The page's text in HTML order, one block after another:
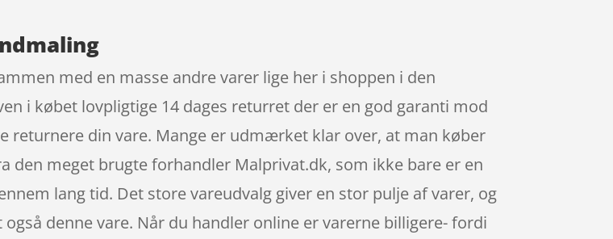
med en masse andre varer lige her i shoppen i den
i købet lovpligtige 14 dages returret der er en god garanti mod
returnere din vare. Mange er udmærket klar over, at man køber
den meget brugte forhandler Malprivat.dk, som ikke bare er en
lang tid. Det store vareudvalg giver en stor pulje af varer, og
denne vare. Når du handler online er varerne billigere- fordi